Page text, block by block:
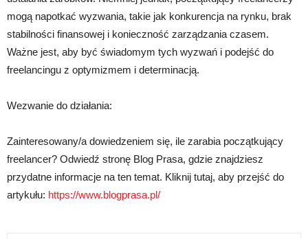
mogą napotkać wyzwania, takie jak konkurencja na rynku, brak
stabilności finansowej i konieczność zarządzania czasem.
Ważne jest, aby być świadomym tych wyzwań i podejść do
freelancingu z optymizmem i determinacją.
Wezwanie do działania:
Zainteresowany/a dowiedzeniem się, ile zarabia początkujący
freelancer? Odwiedź stronę Blog Prasa, gdzie znajdziesz
przydatne informacje na ten temat. Kliknij tutaj, aby przejść do
artykułu: https://www.blogprasa.pl/